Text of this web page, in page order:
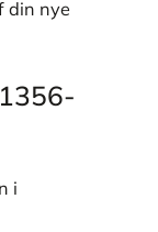
din nye
i